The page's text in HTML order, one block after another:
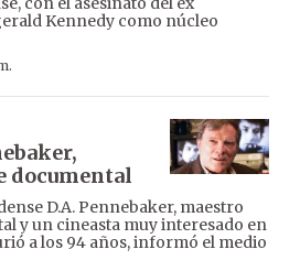
Kennedy como núcleo
documental
D.A. Pennebaker, maestro
y un cineasta muy interesado en
a los 94 años, informó el medio